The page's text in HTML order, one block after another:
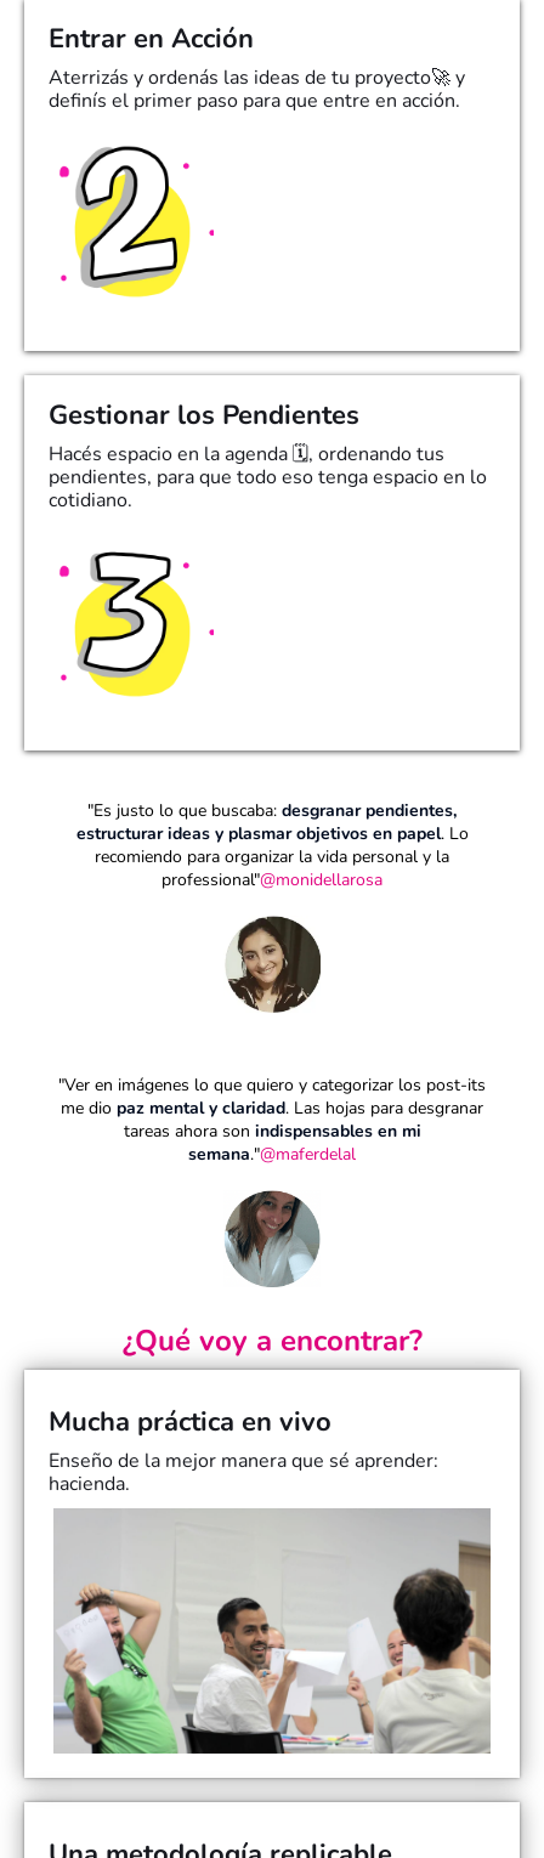
Entrar en Acción
Aterrizás y ordenás las ideas de tu proyecto🚀 y
definís el primer paso para que entre en acción.
Gestionar los Pendientes
Hacés espacio en la agenda 🗓️, ordenando tus
pendientes, para que todo eso tenga espacio en lo
cotidiano.
"Es justo lo que buscaba: desgranar pendientes,
estructurar ideas y plasmar objetivos en papel. Lo
recomiendo para organizar la vida personal y la
professional"@monidellarosa
"Ver en imágenes lo que quiero y categorizar los post-its
me dio paz mental y claridad. Las hojas para desgranar
tareas ahora son indispensables en mi
semana."@maferdelal
¿Qué voy a encontrar?
Mucha práctica en vivo
Enseño de la mejor manera que sé aprender:
hacienda.